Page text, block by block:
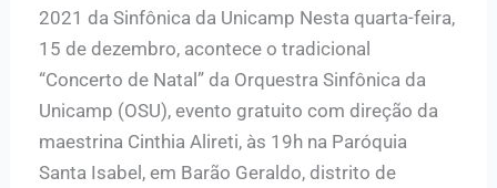
2021 da Sinfônica da Unicamp Nesta quarta-feira,
15 de dezembro, acontece o tradicional
“Concerto de Natal” da Orquestra Sinfônica da
Unicamp (OSU), evento gratuito com direção da
maestrina Cinthia Alireti, às 19h na Paróquia
Santa Isabel, em Barão Geraldo, distrito de